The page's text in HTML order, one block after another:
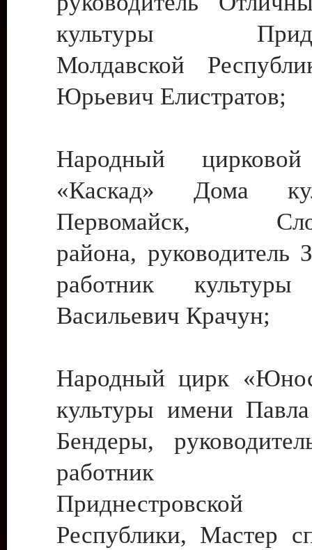
культуры
Молдавской
Юрьевич Елистратов;
Народный цирковой
«Каскад» Дома
Первомайск,
района, руководитель
работник культуры
Васильевич Крачун;
Народный цирк
культуры имени
Бендеры,
работник
Приднестровской
Республики, Мастер